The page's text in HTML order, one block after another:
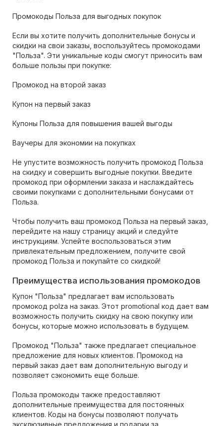
Промокоды Польза для выгодных покупок
Если вы хотите получить дополнительные бонусы и
скидки на свои заказы, воспользуйтесь промокодами
"Польза". Эти уникальные коды смогут приносить вам
больше пользы при покупке:
Промокод на второй заказ
Купон на первый заказ
Купоны Польза для повышения вашей выгоды
Ваучеры для экономии на покупках
Не упустите возможность получить промокод Польза
на скидку и совершить выгодные покупки. Введите
промокод при оформлении заказа и наслаждайтесь
своими покупками с дополнительными бонусами от
Польза.
Чтобы получить ваш промокод Польза на первый заказ,
перейдите на нашу страницу акций и следуйте
инструкциям. Успейте воспользоваться этим
привлекательным предложением, получите свой
промокод Польза и покупайте со скидкой!
Преимущества использования промокодов
Купон "Польза" предлагает вам использовать
промокод polza на заказ. Этот promotional код дает вам
возможность получить скидку на свою покупку или
бонусы, которые можно использовать в будущем.
Промокод "Польза" также предлагает специальное
предложение для новых клиентов. Промокод на
первый заказ дает вам дополнительную выгоду и
позволяет сэкономить еще больше.
Польза промокоды также предоставляют
дополнительные преимущества для постоянных
клиентов. Коды на бонусы позволяют получать
эксклюзивные предложения и подарки за